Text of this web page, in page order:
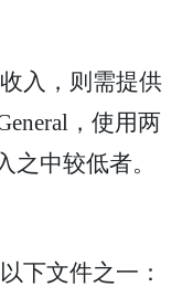
入，则需提供
，使用两
之中较低者。
下文件之一：